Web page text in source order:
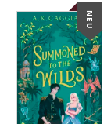
NEU